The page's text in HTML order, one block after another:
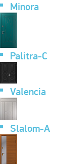
Minora
Palitra-C
Valencia
Slalom-A